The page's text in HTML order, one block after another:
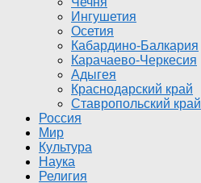
Ингушетия
Осетия
Кабардино-Балкария
Карачаево-Черкесия
Адыгея
Краснодарский край
Ставропольский край
Россия
Мир
Культура
Наука
Религия